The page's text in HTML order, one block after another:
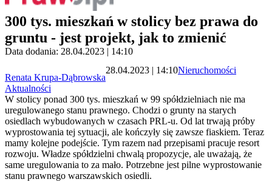
300 tys. mieszkań w stolicy bez prawa do
gruntu - jest projekt, jak to zmienić
Data dodania: 28.04.2023 | 14:10
Renata Krupa-Dąbrowska
28.04.2023 | 14:10Nieruchomości
Aktualności
W stolicy ponad 300 tys. mieszkań w 99 spółdzielniach nie ma
uregulowanego stanu prawnego. Chodzi o grunty na starych
osiedlach wybudowanych w czasach PRL-u. Od lat trwają próby
wyprostowania tej sytuacji, ale kończyły się zawsze fiaskiem. Teraz
mamy kolejne podejście. Tym razem nad przepisami pracuje resort
rozwoju. Władze spółdzielni chwalą propozycje, ale uważają, że
same uregulowania to za mało. Potrzebne jest pilne wyprostowanie
stanu prawnego warszawskich osiedli.